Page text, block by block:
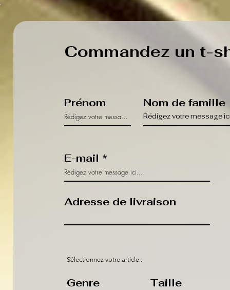
Commandez un t-
Prénom Nom de famille
E-mail
Adresse de livraison
Sélectionnez votre article :
Genre Taille